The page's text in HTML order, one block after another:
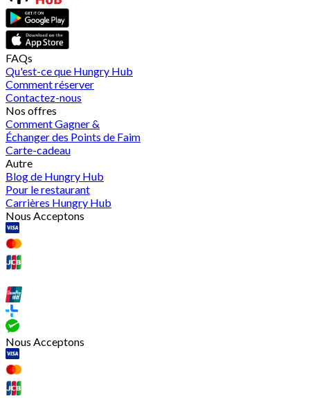
FAQs
Qu'est-ce que Hungry Hub
Comment réserver
Contactez-nous
Nos offres
Comment Gagner &
Échanger des Points de Faim
Carte-cadeau
Autre
Blog de Hungry Hub
Pour le restaurant
Carrières Hungry Hub
Nous Acceptons
Nous Acceptons